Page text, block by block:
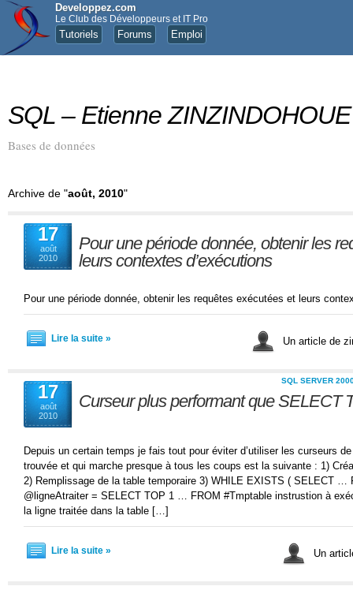
Developpez.com
Le Club des Développeurs et IT Pro
Tutoriels Forums Emploi
SQL – Etienne ZINZINDOHOUE
Bases de données
Archive de "août, 2010"
17
août
2010
Pour une période donnée, obtenir les
leurs contextes d’exécutions
Pour une période donnée, obtenir les requêtes exécutées et leurs
Lire la suite » Un article de
17
août
2010
SQL SERVER
Curseur plus performant que
Depuis un certain temps je fais tout pour éviter d’utiliser les curseurs
trouvée et qui marche presque à tous les coups est la suivante : 1)
2) Remplissage de la table temporaire 3) WHILE EXISTS ( SELECT …
@ligneAtraiter = SELECT TOP 1 … FROM #Tmptable instrustion à
la ligne traitée dans la table […]
Lire la suite » Un